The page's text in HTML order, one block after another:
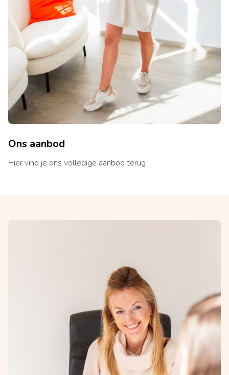
Ons aanbod
Hier vind je ons volledige aanbod terug